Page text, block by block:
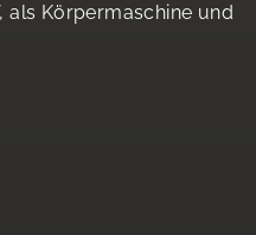
als Körpermaschine und